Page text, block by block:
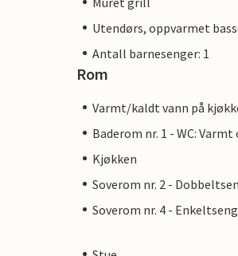
Utendørs, oppvarmet
Antall barnesenger: 1
Rom
Varmt/kaldt vann på
Baderom nr. 1 - WC:
Kjøkken
Soverom nr. 2 -
Soverom nr. 4 -